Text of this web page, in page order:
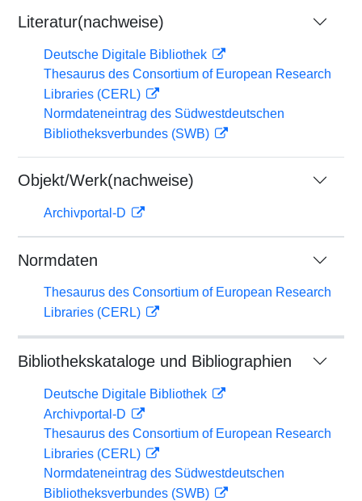
Literatur(nachweise)
Deutsche Digitale Bibliothek
Thesaurus des Consortium of European Research
Libraries (CERL)
Normdateneintrag des Südwestdeutschen
Bibliotheksverbundes (SWB)
Objekt/Werk(nachweise)
Archivportal-D
Normdaten
Thesaurus des Consortium of European Research
Libraries (CERL)
Bibliothekskataloge und Bibliographien
Deutsche Digitale Bibliothek
Archivportal-D
Thesaurus des Consortium of European Research
Libraries (CERL)
Normdateneintrag des Südwestdeutschen
Bibliotheksverbundes (SWB)